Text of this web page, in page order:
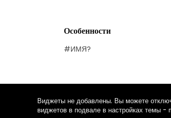
Особенности
#ИМЯ?
Виджеты не добавлены. Вы можете
виджетов в подвале в настройках темы -